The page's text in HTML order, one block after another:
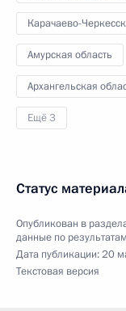
Карачаево-
Амурская область
Архангельская
Ещё 3
Статус
Опубликован в
данные по
Дата публикации:20
Текстовая версия